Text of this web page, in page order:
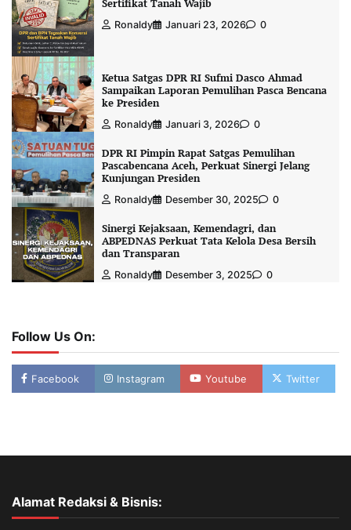
Sertifikat Tanah Wajib
Ronaldy Januari 23, 2026 0
Ketua Satgas DPR RI Sufmi Dasco Ahmad
Sampaikan Laporan Pemulihan Pasca Bencana
ke Presiden
Ronaldy Januari 3, 2026 0
DPR RI Pimpin Rapat Satgas Pemulihan
Pascabencana Aceh, Perkuat Sinergi Jelang
Kunjungan Presiden
Ronaldy Desember 30, 2025 0
Sinergi Kejaksaan, Kemendagri, dan
ABPEDNAS Perkuat Tata Kelola Desa Bersih
dan Transparan
Ronaldy Desember 3, 2025 0
Follow Us On:
Facebook Instagram Youtube Twitter
Alamat Redaksi & Bisnis: